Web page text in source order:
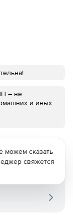
– не
и иных
можем сказать
свяжется